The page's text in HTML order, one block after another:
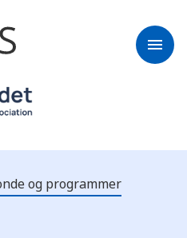
menu
og programmer